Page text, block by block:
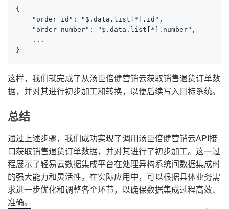
{
    "order_id": "$.data.list[*].id",
    "order_number": "$.data.list[*].number",
    ...
}
这样，我们就完成了从汤臣倍健营销云获取销售退货订单数
据，并对其进行初步加工和转换，以便后续写入目标系统。
总结
通过上述步骤，我们成功实现了调用汤臣倍健营销云API接
口获取销售退货订单数据，并对其进行了初步加工。这一过
程展示了轻易云数据集成平台在处理异构系统间数据集成时
的强大能力和灵活性。在实际应用中，可以根据具体业务需
求进一步优化和调整各个环节，以确保数据集成过程高效、
准确。